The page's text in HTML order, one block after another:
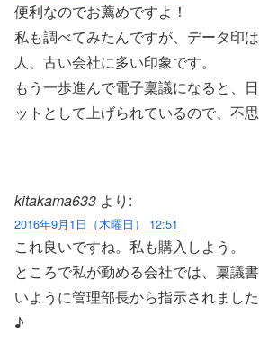
便利なのでお薦めですよ！
私も調べてみたんですが、データ印
人、古い会社に多い印象です。
もう一歩進んで電子稟議になると、
ットとして上げられているので、不思
kitakama633 より:
2016年9月1日（木曜日） 12:51
これ良いですね。私も購入しよう。
ところで私が勤める会社では、稟議
いように管理部長から指示されまし
♪